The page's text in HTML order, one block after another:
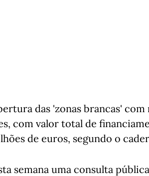
das 'zonas brancas'
com valor total de
de euros, segundo o
semana uma consulta